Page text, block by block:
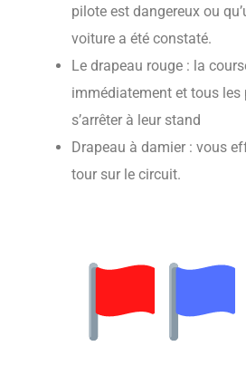
pilote est dangereux ou
voiture a été constaté.
Le drapeau rouge : la
immédiatement et tous les
s’arrêter à leur stand
Drapeau à damier : vous
tour sur le circuit.